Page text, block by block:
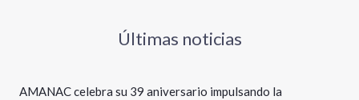
Últimas noticias
AMANAC celebra su 39 aniversario impulsando la